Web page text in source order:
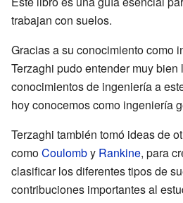
trabajan con suelos.
Gracias a su conocimiento como
Terzaghi pudo entender muy
conocimientos de ingeniería a
hoy conocemos como ingeniería
Terzaghi también tomó ideas de
comoCoulomby Rankine, para
clasificar los diferentes tipos de
contribuciones importantes al